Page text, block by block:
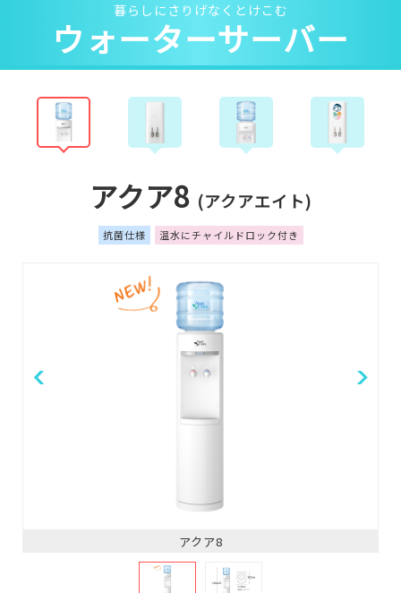
暮らしにさりげなくとけこむ
ウォーターサーバー
アクア8 (アクアエイト)
抗菌仕様 温水にチャイルドロック付き
アクア8